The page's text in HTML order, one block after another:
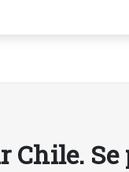
Chile. Se